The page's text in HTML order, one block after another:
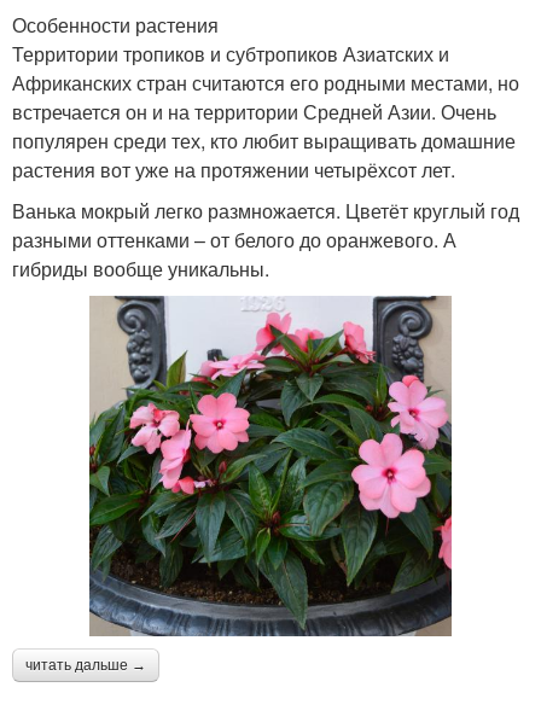
Особенности растения
Территории тропиков и субтропиков Азиатских и
Африканских стран считаются его родными местами, но
встречается он и на территории Средней Азии. Очень
популярен среди тех, кто любит выращивать домашние
растения вот уже на протяжении четырёхсот лет.
Ванька мокрый легко размножается. Цветёт круглый год
разными оттенками – от белого до оранжевого. А
гибриды вообще уникальны.
читать дальше →